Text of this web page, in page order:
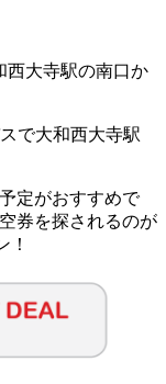
西大寺駅の南口か
で大和西大寺駅
定がおすすめで
券を探されるのが
！